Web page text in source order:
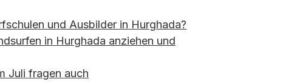
und Ausbilder in Hurghada?
in Hurghada anziehen und
Juli fragen auch